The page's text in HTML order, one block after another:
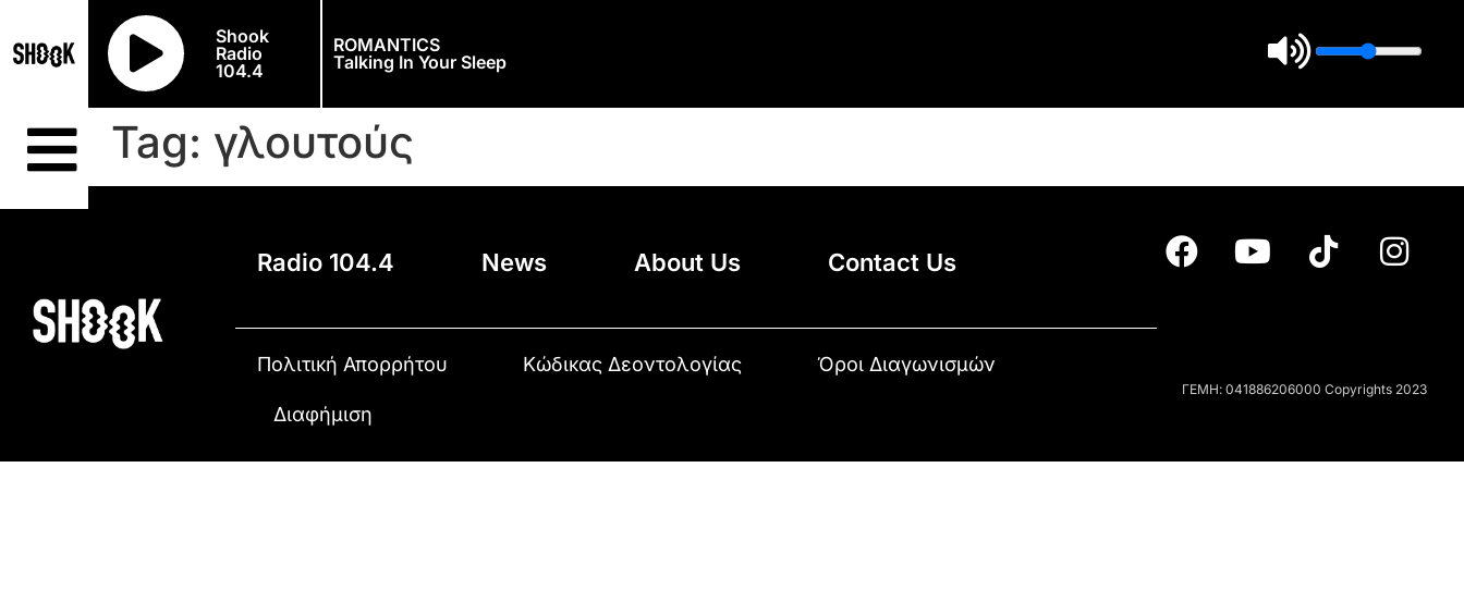
Shook
Radio
104.4
ROMANTICS
Talking In Your Sleep
Tag: γλουτούς
Radio 104.4 News About Us Contact Us
Πολιτική Απορρήτου Κώδικας Δεοντολογίας Όροι Διαγωνισμών
Διαφήμιση
ΓΕΜΗ: 041886206000 Copyrights 2023